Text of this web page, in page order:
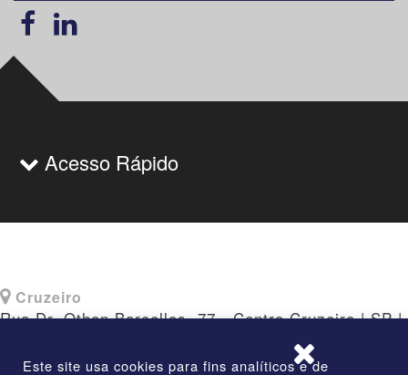
Acesso Rápido
Cruzeiro
Rua Dr. Othon Barcellos, 77 - Centro Cruzeiro | SP |
Este site usa cookies para fins analíticos e de